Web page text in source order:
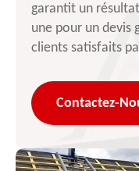
garantit un
une pour un devis
clients satisfaits
Contactez-